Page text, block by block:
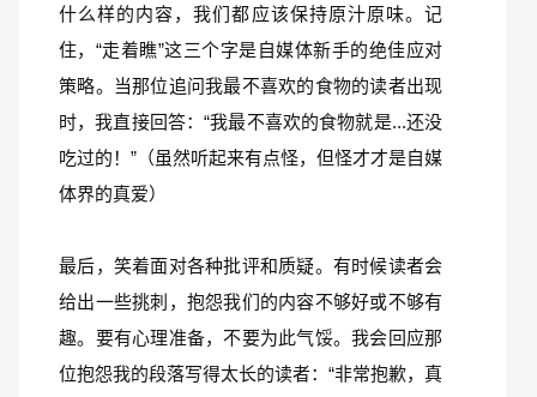
什么样的内容，我们都应该保持原汁原味。记
住，“走着瞧”这三个字是自媒体新手的绝佳应对
策略。当那位追问我最不喜欢的食物的读者出现
时，我直接回答：“我最不喜欢的食物就是...还没
吃过的！”（虽然听起来有点怪，但怪才才是自媒
体界的真爱）
最后，笑着面对各种批评和质疑。有时候读者会
给出一些挑刺，抱怨我们的内容不够好或不够有
趣。要有心理准备，不要为此气馁。我会回应那
位抱怨我的段落写得太长的读者：“非常抱歉，真